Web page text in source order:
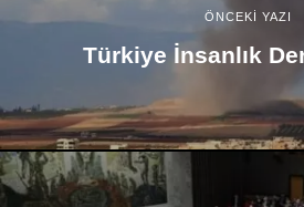
ÖNCEKİ YAZI
Türkiye İnsanlık